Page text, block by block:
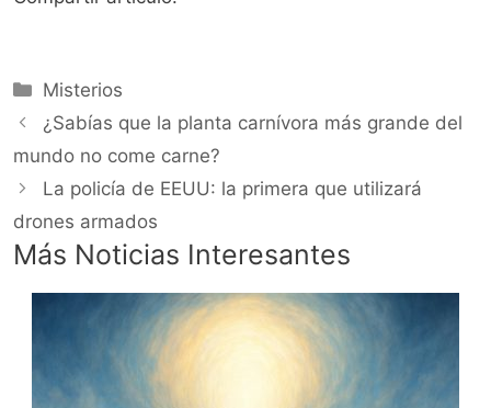
Categorías
Misterios
¿Sabías que la planta carnívora más grande del
mundo no come carne?
La policía de EEUU: la primera que utilizará
drones armados
Más Noticias Interesantes